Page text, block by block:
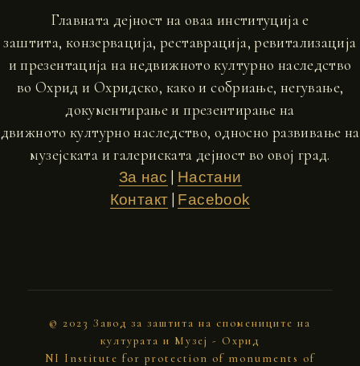
Главната дејност на оваа институција е
заштита, конзервација, реставрација, ревитализација
и презентација на недвижното културно наследство
во Охрид и Охридско, како и собриање, негување,
документирање и презентирање на
движното културно наследство, односно развивање на
музејската и галериската дејност во овој град.
За нас | Настани
Контакт | Facebook
© 2023 Завод за заштита на спомениците на
културата и Музеј - Охрид
NI Institute for protection of monuments of